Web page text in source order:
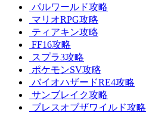
パルワールド攻略
マリオRPG攻略
ティアキン攻略
FF16攻略
スプラ3攻略
ポケモンSV攻略
バイオハザードRE4攻略
サンブレイク攻略
ブレスオブザワイルド攻略